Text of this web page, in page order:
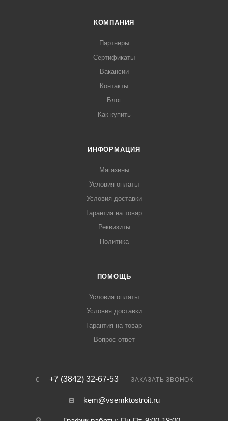
КОМПАНИЯ
Партнеры
Сертификаты
Вакансии
Контакты
Блог
Как купить
ИНФОРМАЦИЯ
Магазины
Условия оплаты
Условия доставки
Гарантия на товар
Реквизиты
Политика
ПОМОЩЬ
Условия оплаты
Условия доставки
Гарантия на товар
Вопрос-ответ
+7 (3842) 32-67-53 ЗАКАЗАТЬ ЗВОНОК
kem@vsemktostroit.ru